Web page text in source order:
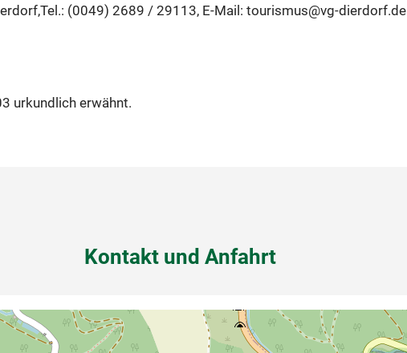
(0049) 2689 / 29113, E-Mail: tourismus@vg-dierdorf.de
urkundlich erwähnt.
Kontakt und Anfahrt